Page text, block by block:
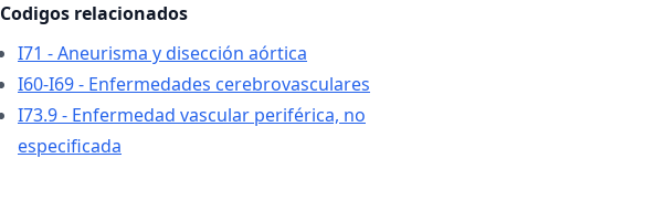
Codigos relacionados
I71 - Aneurisma y disección aórtica
I60-I69 - Enfermedades cerebrovasculares
I73.9 - Enfermedad vascular periférica, no
especificada